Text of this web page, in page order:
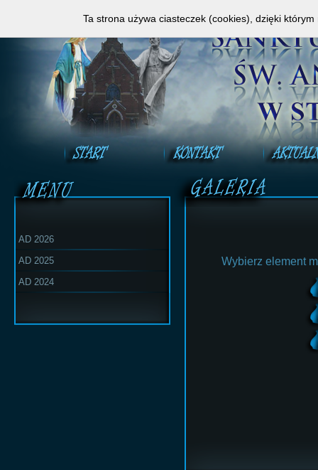
AD 2026
AD 2025
AD 2024
Wybierz element
Ta strona używa ciasteczek (cookies), dzięki